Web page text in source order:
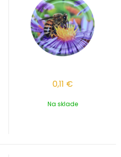
0,11 €
Na sklade